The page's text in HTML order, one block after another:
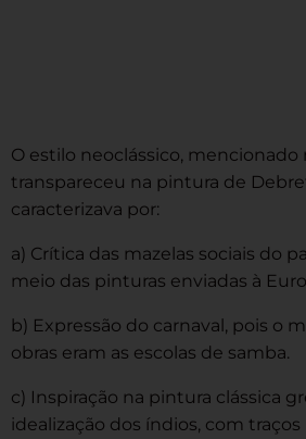
O estilo neoclássico, mencionado
transpareceu na pintura de
caracterizava por:
a) Crítica das mazelas sociais do
meio das pinturas enviadas à
b) Expressão do carnaval, pois o
obras eram as escolas de samba.
c) Inspiração na pintura clássica
idealização dos índios, com traços